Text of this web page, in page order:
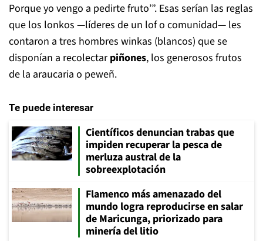
Porque yo vengo a pedirte fruto’”. Esas serían las reglas
que los lonkos —líderes de un lof o comunidad— les
contaron a tres hombres winkas (blancos) que se
disponían a recolectarpiñones, los generosos frutos
de la araucaria o peweñ.
Te puede interesar
Científicos denuncian trabas que
impiden recuperar la pesca de
merluza austral de la
sobreexplotación
Flamenco más amenazado del
mundo logra reproducirse en salar
de Maricunga, priorizado para
minería del litio